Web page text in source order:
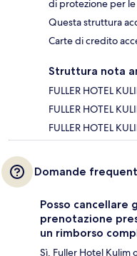
di protezione per
Questa struttura
Carte di credito
Struttura nota
FULLER HOTEL
FULLER HOTEL
FULLER HOTEL
Domande
Posso cancellare
prenotazione
un rimborso
Sì, Fuller Hotel